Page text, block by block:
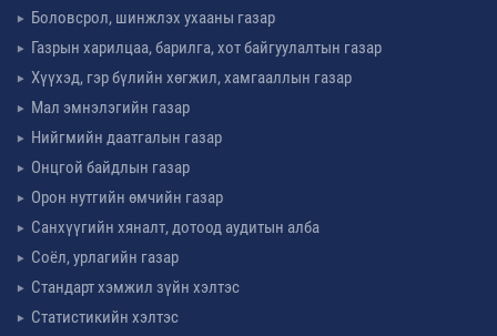
Боловсрол, шинжлэх ухааны газар
Газрын харилцаа, барилга, хот байгуулалтын газар
Хүүхэд, гэр бүлийн хөгжил, хамгааллын газар
Мал эмнэлэгийн газар
Нийгмийн даатгалын газар
Онцгой байдлын газар
Орон нутгийн өмчийн газар
Санхүүгийн хяналт, дотоод аудитын алба
Соёл, урлагийн газар
Стандарт хэмжил зүйн хэлтэс
Статистикийн хэлтэс